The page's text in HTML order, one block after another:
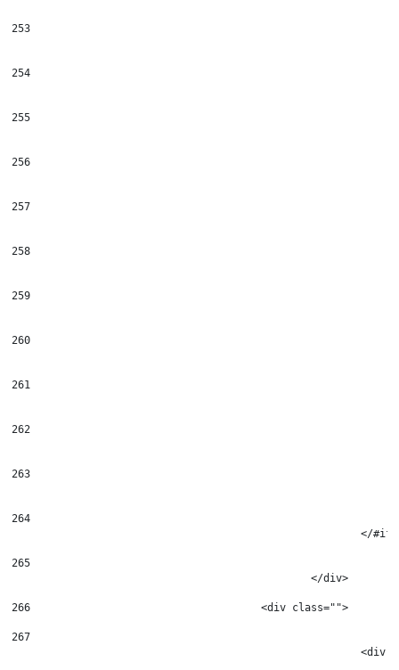
253
254
255
256
257
258
259
260
261
262
263
264
</
265
266
					<div class="">
267